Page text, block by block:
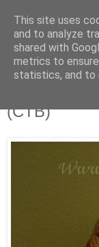
Está de
10/11/12
Afluentes
(CTB)
This site uses
and to analyze
shared with
metrics to
statistics, and to